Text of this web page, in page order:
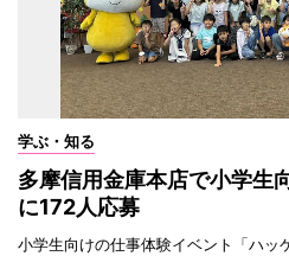
学ぶ・知る
多摩信用金庫本店で小学
に172人応募
小学生向けの仕事体験イベント「ハッ